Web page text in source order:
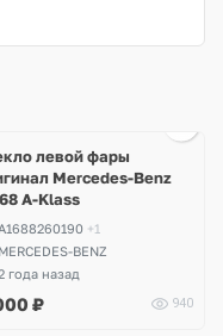
левой фары
Mercedes-Benz
A-Klass
+1
MERCEDES-BENZ
года назад
₽ 940